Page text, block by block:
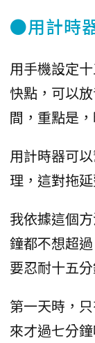
●用計時
用手機設定
快點，可以
間，重點是
用計時器可
理，這對拖
我依據這個
鐘都不想超
要忍耐十五
第一天時，
來才過七分